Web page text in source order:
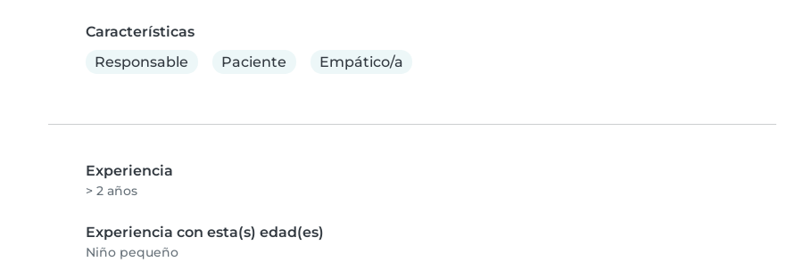
Características
Responsable
Paciente Empático/a
Experiencia
> 2 años
Experiencia con esta(s) edad(es)
Niño pequeño